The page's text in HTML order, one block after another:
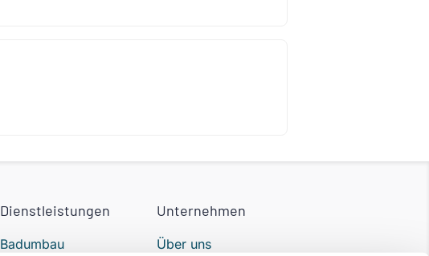
Dienstleistungen
Badumbau
Unternehmen
Über uns